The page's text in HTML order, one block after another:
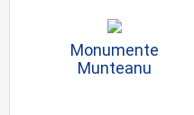
Monumente
Munteanu